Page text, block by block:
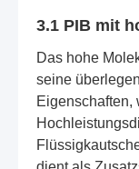
3.1 PIB mit
Das hohe
seine
Eigenschaften,